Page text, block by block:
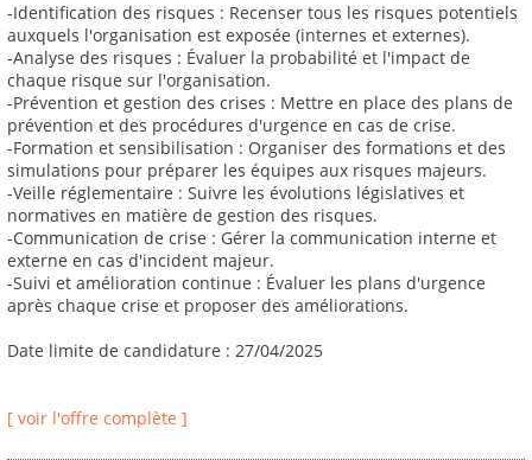
-Identification des risques : Recenser tous les risques potentiels
auxquels l'organisation est exposée (internes et externes).
-Analyse des risques : Évaluer la probabilité et l'impact de
chaque risque sur l'organisation.
-Prévention et gestion des crises : Mettre en place des plans de
prévention et des procédures d'urgence en cas de crise.
-Formation et sensibilisation : Organiser des formations et des
simulations pour préparer les équipes aux risques majeurs.
-Veille réglementaire : Suivre les évolutions législatives et
normatives en matière de gestion des risques.
-Communication de crise : Gérer la communication interne et
externe en cas d'incident majeur.
-Suivi et amélioration continue : Évaluer les plans d'urgence
après chaque crise et proposer des améliorations.
Date limite de candidature : 27/04/2025
[ voir l'offre complète ]